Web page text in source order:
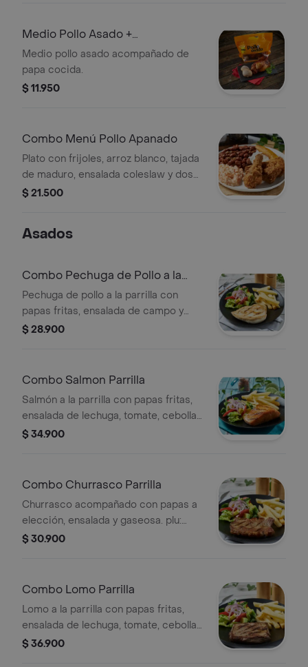
Medio Pollo Asado +
Acompañante
Medio pollo asado acompañado de
papa cocida.
$ 11.950
Combo Menú Pollo Apanado
Plato con frijoles, arroz blanco, tajada
de maduro, ensalada coleslaw y dos
presas de pollo apanado plu: 3633371
$ 21.500
Asados
Combo Pechuga de Pollo a la
Parrilla
Pechuga de pollo a la parrilla con
papas fritas, ensalada de campo y
gaseosa.
$ 28.900
Combo Salmon Parrilla
Salmón a la parrilla con papas fritas,
ensalada de lechuga, tomate, cebolla
y aguacate, acompañado de gaseosa.
$ 34.900
Combo Churrasco Parrilla
Churrasco acompañado con papas a
elección, ensalada y gaseosa. plu:
3511309.
$ 30.900
Combo Lomo Parrilla
Lomo a la parrilla con papas fritas,
ensalada de lechuga, tomate, cebolla
y aguacate, acompañado de gaseosa.
$ 36.900